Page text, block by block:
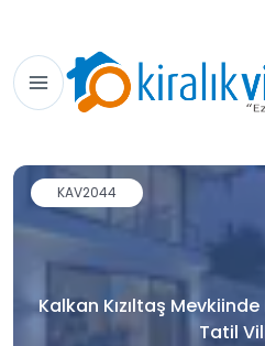
Kalkan Kızıltaş
Tatil
KAV2044